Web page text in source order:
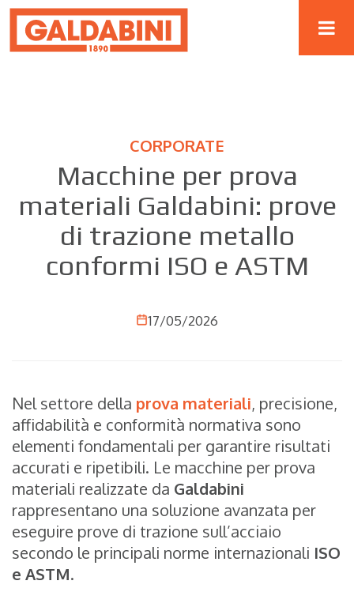
CORPORATE
Macchine per prova
materiali Galdabini: prove
di trazione metallo
conformi ISO e ASTM
17/05/2026
Nel settore della prova materiali, precisione,
affidabilità e conformità normativa sono
elementi fondamentali per garantire risultati
accurati e ripetibili. Le macchine per prova
materiali realizzate da Galdabini
rappresentano una soluzione avanzata per
eseguire prove di trazione sull’acciaio
secondo le principali norme internazionali ISO
e ASTM.